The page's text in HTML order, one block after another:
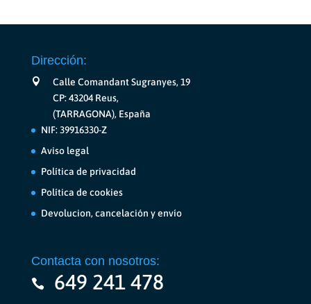
Dirección:
Calle Comandant Sugranyes, 19
CP: 43204 Reus,
(TARRAGONA), España
NIF: 39916330-Z
Aviso legal
Política de privacidad
Política de cookies
Devolucion, cancelación y envío
Contacta con nosotros:
649 241 478